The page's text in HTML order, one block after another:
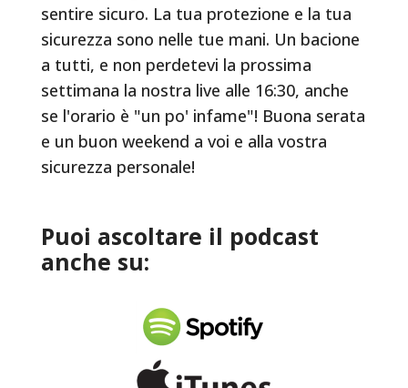
sentire sicuro. La tua protezione e la tua
sicurezza sono nelle tue mani. Un bacione
a tutti, e non perdetevi la prossima
settimana la nostra live alle 16:30, anche
se l'orario è "un po' infame"! Buona serata
e un buon weekend a voi e alla vostra
sicurezza personale!
Puoi ascoltare il podcast
anche su: